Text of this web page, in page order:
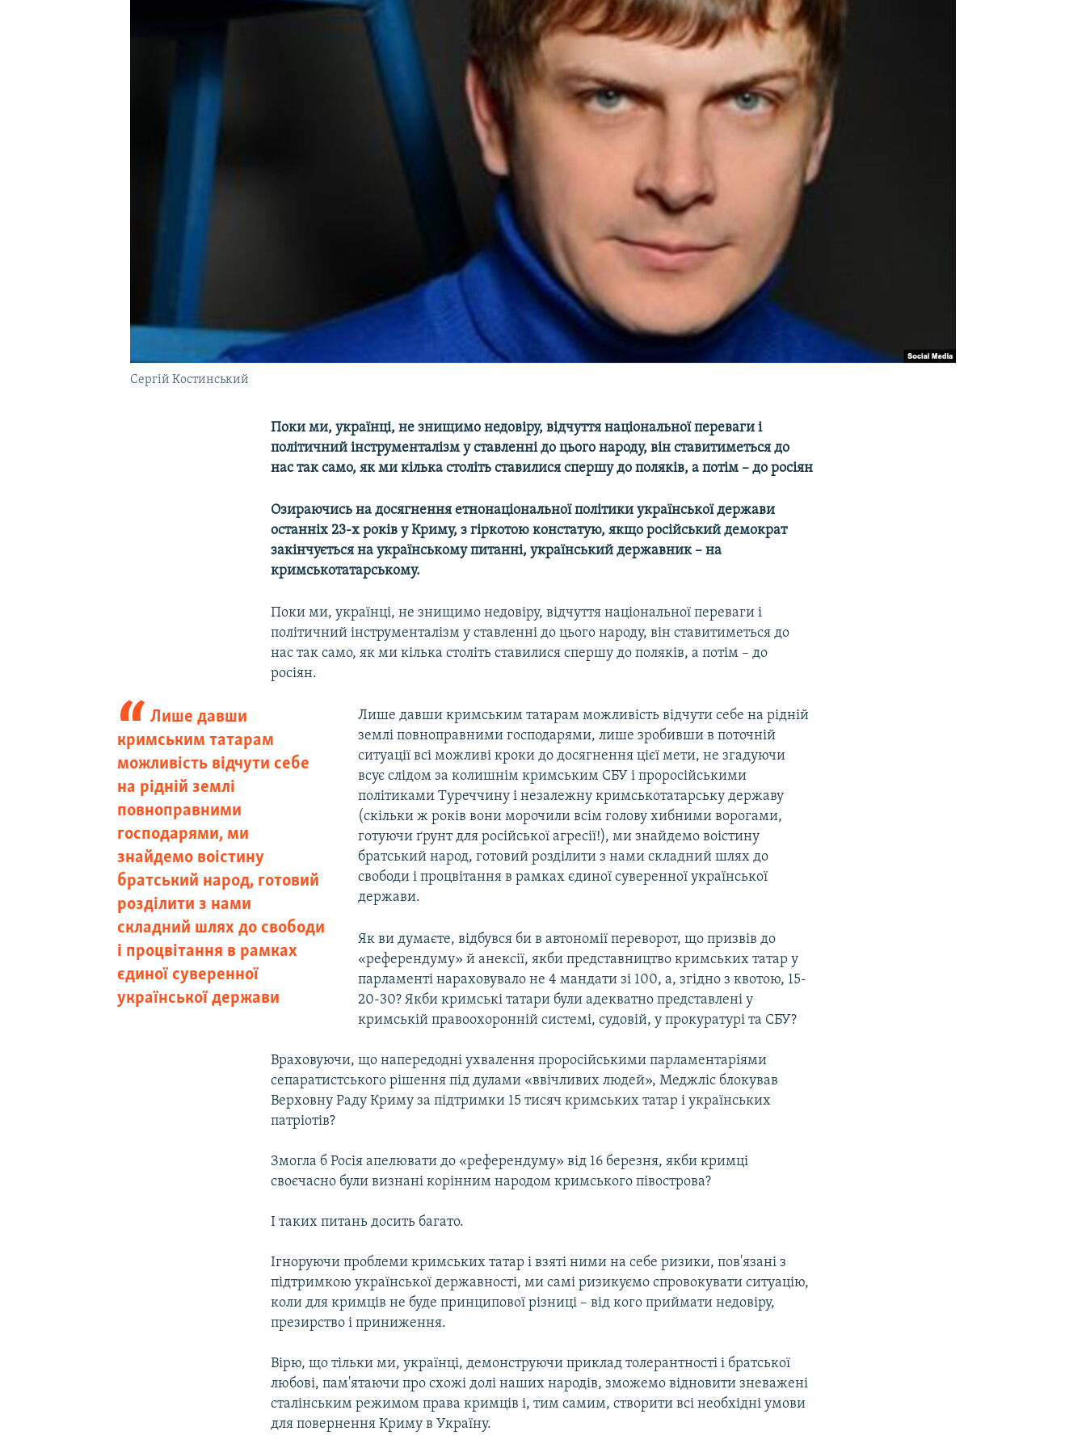
Сергій Костинський
Поки ми, українці, не знищимо недовіру, відчуття національної переваги і
політичний інструменталізм у ставленні до цього народу, він ставитиметься до
нас так само, як ми кілька століть ставилися спершу до поляків, а потім – до росіян
Озираючись на досягнення етнонаціональної політики української держави
останніх 23-х років у Криму, з гіркотою констатую, якщо російський демократ
закінчується на українському питанні, український державник – на
кримськотатарському.
Поки ми, українці, не знищимо недовіру, відчуття національної переваги і
політичний інструменталізм у ставленні до цього народу, він ставитиметься до
нас так само, як ми кілька століть ставилися спершу до поляків, а потім – до
росіян.
Лише давши
кримським татарам
можливість відчути себе
на рідній землі
повноправними
господарями, ми
знайдемо воістину
братський народ, готовий
розділити з нами
складний шлях до свободи
і процвітання в рамках
єдиної суверенної
української держави
Лише давши кримським татарам можливість відчути себе на рідній
землі повноправними господарями, лише зробивши в поточній
ситуації всі можливі кроки до досягнення цієї мети, не згадуючи
всує слідом за колишнім кримським СБУ і проросійськими
політиками Туреччину і незалежну кримськотатарську державу
(скільки ж років вони морочили всім голову хибними ворогами,
готуючи ґрунт для російської агресії!), ми знайдемо воістину
братський народ, готовий розділити з нами складний шлях до
свободи і процвітання в рамках єдиної суверенної української
держави.
Як ви думаєте, відбувся би в автономії переворот, що призвів до
«референдуму» й анексії, якби представництво кримських татар у
парламенті нараховувало не 4 мандати зі 100, а, згідно з квотою, 15-
20-30? Якби кримські татари були адекватно представлені у
кримській правоохоронній системі, судовій, у прокуратурі та СБУ?
Враховуючи, що напередодні ухвалення проросійськими парламентаріями
сепаратистського рішення під дулами «ввічливих людей», Меджліс блокував
Верховну Раду Криму за підтримки 15 тисяч кримських татар і українських
патріотів?
Змогла б Росія апелювати до «референдуму» від 16 березня, якби кримці
своєчасно були визнані корінним народом кримського півострова?
І таких питань досить багато.
Ігноруючи проблеми кримських татар і взяті ними на себе ризики, пов'язані з
підтримкою української державності, ми самі ризикуємо спровокувати ситуацію,
коли для кримців не буде принципової різниці – від кого приймати недовіру,
презирство і приниження.
Вірю, що тільки ми, українці, демонструючи приклад толерантності і братської
любові, пам'ятаючи про схожі долі наших народів, зможемо відновити зневажені
сталінським режимом права кримців і, тим самим, створити всі необхідні умови
для повернення Криму в Україну.